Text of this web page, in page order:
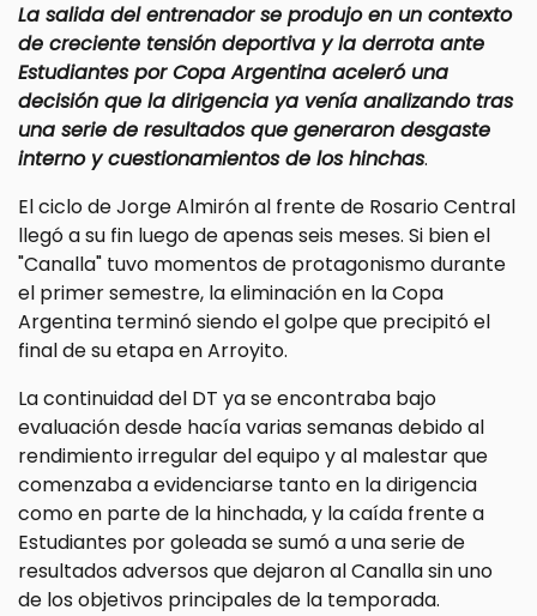
La salida del entrenador se produjo en un contexto
de creciente tensión deportiva y la derrota ante
Estudiantes por Copa Argentina aceleró una
decisión que la dirigencia ya venía analizando tras
una serie de resultados que generaron desgaste
interno y cuestionamientos de los hinchas.
El ciclo de Jorge Almirón al frente de Rosario Central
llegó a su fin luego de apenas seis meses. Si bien el
"Canalla" tuvo momentos de protagonismo durante
el primer semestre, la eliminación en la Copa
Argentina terminó siendo el golpe que precipitó el
final de su etapa en Arroyito.
La continuidad del DT ya se encontraba bajo
evaluación desde hacía varias semanas debido al
rendimiento irregular del equipo y al malestar que
comenzaba a evidenciarse tanto en la dirigencia
como en parte de la hinchada, y la caída frente a
Estudiantes por goleada se sumó a una serie de
resultados adversos que dejaron al Canalla sin uno
de los objetivos principales de la temporada.